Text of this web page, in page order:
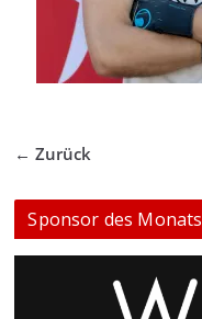
← Zurück
Sponsor des Monats